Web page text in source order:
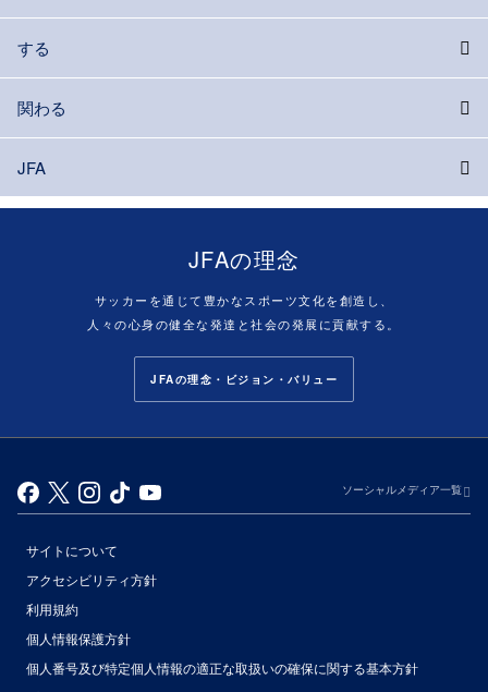
する
関わる
JFA
JFAの理念
サッカーを通じて豊かなスポーツ文化を創造し、
人々の心身の健全な発達と社会の発展に貢献する。
JFAの理念・ビジョン・バリュー
ソーシャルメディア一覧
サイトについて
アクセシビリティ方針
利用規約
個人情報保護方針
個人番号及び特定個人情報の適正な取扱いの確保に関する基本方針